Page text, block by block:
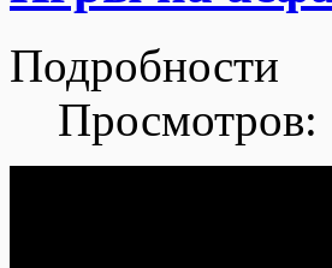
Подробности
Просмотров: